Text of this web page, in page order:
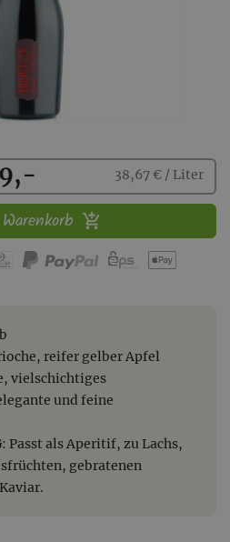
38,67 € / Liter
reifer gelber Apfel
vielschichtiges
und feine
Passt als Aperitif, zu Lachs,
gebratenen